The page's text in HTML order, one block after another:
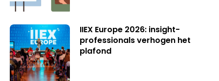
IIEX Europe 2026: insight-
professionals verhogen het
plafond